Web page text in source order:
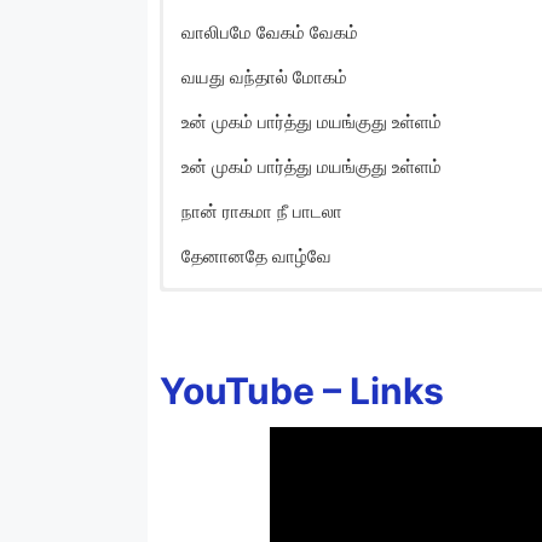
வாலிபமே வேகம் வேகம்
வயது வந்தால் மோகம்
உன் முகம் பார்த்து மயங்குது உள்ளம்
உன் முகம் பார்த்து மயங்குது உள்ளம்
நான் ராகமா நீ பாடலா
தேனானதே வாழ்வே
Kannanukae radhai
YouTube – Links